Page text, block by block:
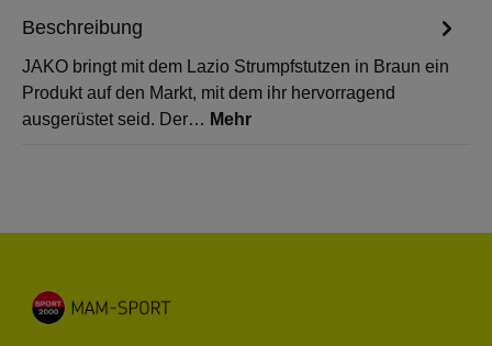
Beschreibung
JAKO bringt mit dem Lazio Strumpfstutzen in Braun ein
Produkt auf den Markt, mit dem ihr hervorragend
ausgerüstet seid. Der… Mehr